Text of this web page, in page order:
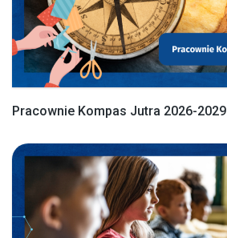
Pracownie Kompas Jutra 2026-2029